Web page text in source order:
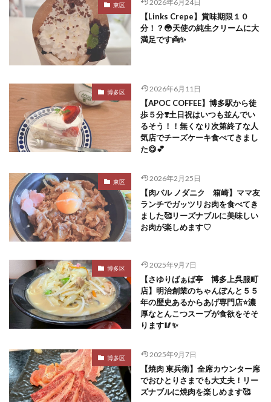
東区 2026年6月24日
【Links Crepe】賞味期限１０
分！？😳天使の純生クリームに大
満足です👼✨
博多区 2026年6月11日
【APOC COFFEE】博多駅から徒
歩５分❣️土日祝はいつも並んでい
るそう！！無くなり次第終了な人
気店でチーズケーキ食べてきまし
た😋💕
東区 2026年2月25日
【肉バル ノダニク 箱崎】ママ友
ランチでガッツリお肉を食べてき
ました🥰リーズナブルに美味しい
お肉が楽しめます♡
博多区 2025年9月7日
【さゆりばぁば亭 博多上呉服町
店】明治創業のちゃんぽんと５５
年の歴史あるからあげ専門店⭐️濃
厚なとんこつスープが食欲をそそ
ります🥢✨
博多区 2025年9月7日
【焼肉 東兵衛】全席カウンター席
でおひとりさまでも大丈夫！リー
ズナブルに焼肉を楽しめます🥰